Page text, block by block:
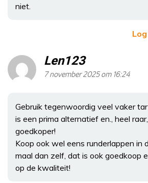
niet.
Len123
7 november 2025 om 16:24
Gebruik tegenwoordig veel vaker
is een prima alternatief en., heel
goedkoper!
Koop ook wel eens runderlappen in
maal dan zelf, dat is ook goedkoop
op de kwaliteit!